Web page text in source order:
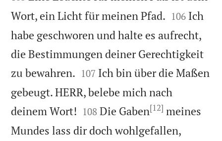
Wort, ein Licht für meinen Pfad. 

106 Ich
habe geschworen und halte es aufrecht,
die Bestimmungen deiner Gerechtigkeit
zu bewahren. 

107 Ich bin über die Maßen
gebeugt. HERR, belebe mich nach
deinem Wort! 

108 Die Gaben[12] meines
Mundes lass dir doch wohlgefallen,